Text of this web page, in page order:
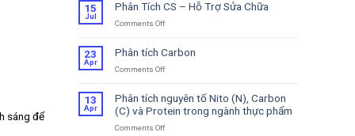
sáng để
15
Jul
Phân Tích CS – Hỗ Trợ Sửa Chữa
Comments Offon
Tích
–
Trợ
Sửa
23
Apr
Phân tích Carbon
Comments Offon
Carbon
13
Apr
Phân tích nguyên tố Nito (N), Carbon
(C) và Protein trong ngành thực phẩm
Comments Offon